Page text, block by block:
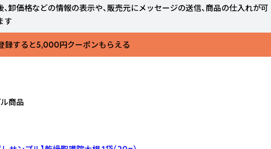
、卸価格などの情報の表示や、販売元にメッセージの送信、商品の仕入れが可
す
登録すると5,000円クーポンもらえる
商品